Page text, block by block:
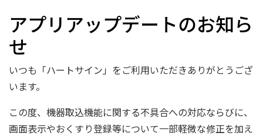
アプリアップデートのお知ら
せ
いつも「ハートサイン」をご利用いただきありがとうござ
います。
この度、機器取込機能に関する不具合への対応ならびに、
画面表示やおくすり登録等について一部軽微な修正を加え